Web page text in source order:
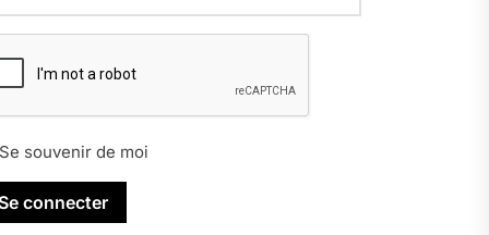
souvenir de moi